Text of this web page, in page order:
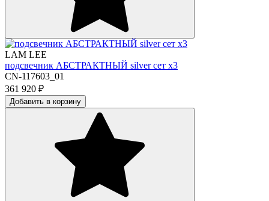
LAM LEE
подсвечник АБСТРАКТНЫЙ silver сет х3
CN-117603_01
361 920 ₽
Добавить в корзину